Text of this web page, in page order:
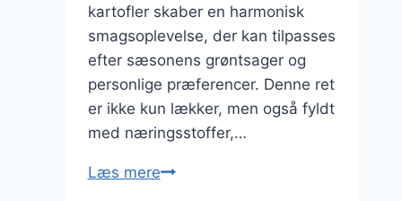
kartofler skaber en harmonisk
smagsoplevelse, der kan tilpasses
efter sæsonens grøntsager og
personlige præferencer. Denne ret
er ikke kun lækker, men også fyldt
med næringsstoffer,…
Læs mereRicotta